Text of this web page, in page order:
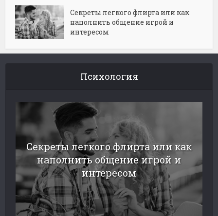
Секреты легкого флирта или как
наполнить общение игрой и
интересом
Психология
Секреты легкого флирта или как
наполнить общение игрой и
интересом